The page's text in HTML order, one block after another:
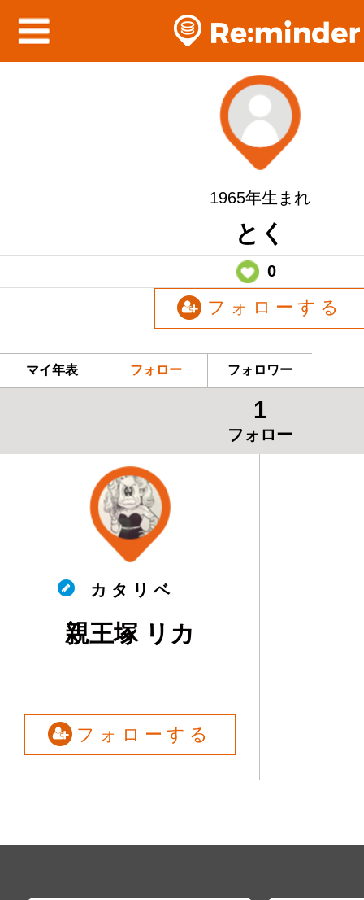
1965年生まれ
とく
0
フォローする
マイ年表 フォロー フォロワー
1
フォロー
カ タ リ ベ
親王塚 リカ
フォローする